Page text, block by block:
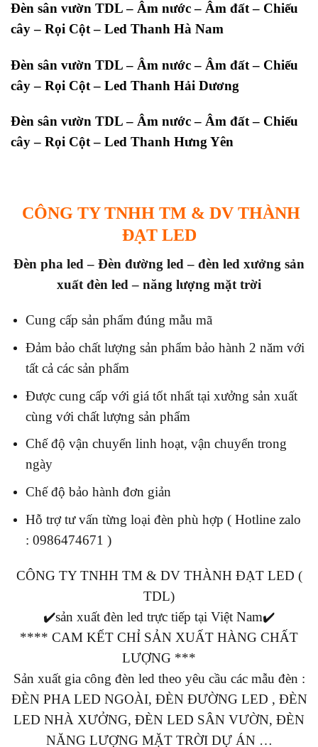
Đèn sân vườn TDL – Âm nước – Âm đất – Chiếu
cây – Rọi Cột – Led Thanh Hà Nam
Đèn sân vườn TDL – Âm nước – Âm đất – Chiếu
cây – Rọi Cột – Led Thanh Hải Dương
Đèn sân vườn TDL – Âm nước – Âm đất – Chiếu
cây – Rọi Cột – Led Thanh Hưng Yên
CÔNG TY TNHH TM & DV THÀNH
ĐẠT LED
Đèn pha led – Đèn đường led – đèn led xưởng sản
xuất đèn led – năng lượng mặt trời
Cung cấp sản phẩm đúng mẫu mã
Đảm bảo chất lượng sản phẩm bảo hành 2 năm với
tất cả các sản phẩm
Được cung cấp với giá tốt nhất tại xưởng sản xuất
cùng với chất lượng sản phẩm
Chế độ vận chuyển linh hoạt, vận chuyển trong
ngày
Chế độ bảo hành đơn giản
Hỗ trợ tư vấn từng loại đèn phù hợp ( Hotline zalo
: 0986474671 )
CÔNG TY TNHH TM & DV THÀNH ĐẠT LED (
TDL)
✔️sản xuất đèn led trực tiếp tại Việt Nam✔️
**** CAM KẾT CHỈ SẢN XUẤT HÀNG CHẤT
LƯỢNG ***
Sản xuất gia công đèn led theo yêu cầu các mẫu đèn :
ĐÈN PHA LED NGOÀI, ĐÈN ĐƯỜNG LED , ĐÈN
LED NHÀ XƯỞNG, ĐÈN LED SÂN VƯỜN, ĐÈN
NĂNG LƯỢNG MẶT TRỜI DỰ ÁN …